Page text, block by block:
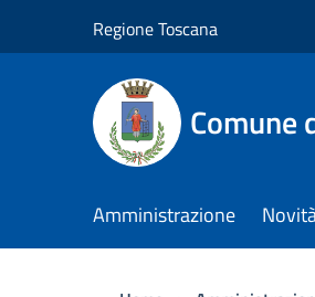
Regione Toscana
Comune
Amministrazione